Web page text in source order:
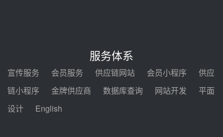
2026-2029年熔盐介质框架协议
中能建华中试研院中标重能新疆
100MW光热项目机组调试及性能
服务体系
宣传服务 会员服务 供应链网站 会员小程序
供应
链小程序
金牌供应商 数据库查询 网站开发
平面
设计
English